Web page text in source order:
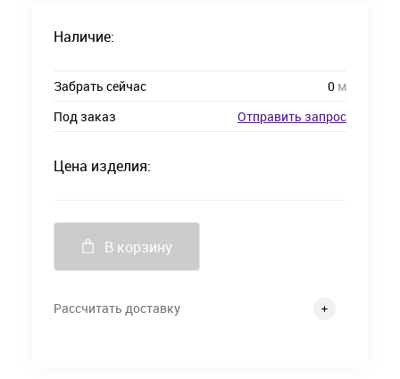
Наличие:
Забрать сейчас 0 м
Под заказ
Отправить запрос
Цена изделия:
В корзину
Рассчитать доставку